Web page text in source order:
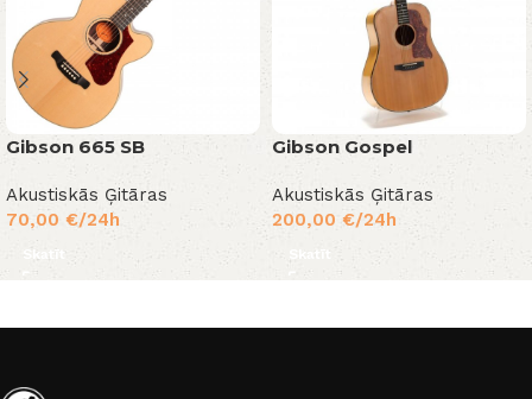
Gibson 665 SB
Akustiskās Ģitāras
70,00 €/24h
Skatīt
Gibson Gospel
Akustiskās Ģitāras
200,00 €/24h
Skatīt